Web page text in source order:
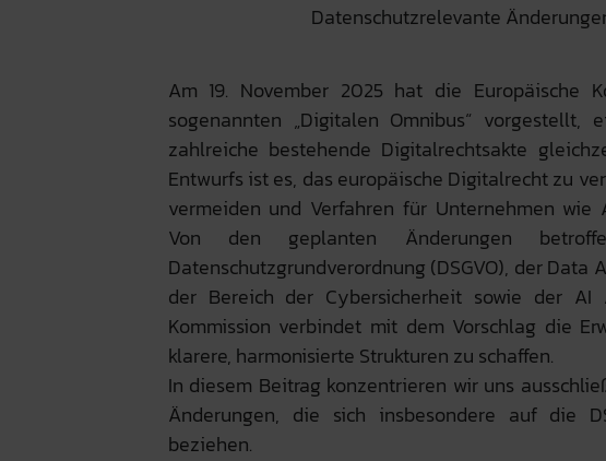
Datenschutzrelevante
Am 19. November 2025 hat die Europäische
sogenannten „Digitalen Omnibus“ vorgestellt,
zahlreiche bestehende Digitalrechtsakte
Entwurfs ist es, das europäische Digitalrecht zu
vermeiden und Verfahren für Unternehmen wie
Von den geplanten Änderungen
Datenschutzgrundverordnung (DSGVO), der
der Bereich der Cybersicherheit sowie der
Kommission verbindet mit dem Vorschlag die
klarere, harmonisierte Strukturen zu schaffen.
In diesem Beitrag konzentrieren wir uns
Änderungen, die sich insbesondere auf die
beziehen.